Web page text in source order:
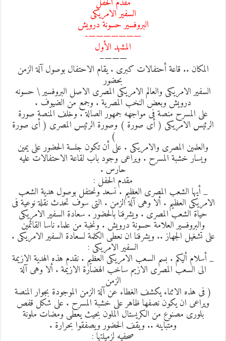
السفير الامريكى
البروفسير حسونة درويش
———————-
المشهد الأول
———–
المكان .. قاعة أحتفالات كبرى . يقام الاحتفال بوصول آلة الزمن
بحضور
السفير الامريكى والعالم الامريكى المصرى الاصل البروفسير \ حسونه
درويش وبعض النخب المصرية . وجمع من الضيوف .
على المسرح منصة فى مواجهه جمهور الصالة . وخلف المنصة صورة
الرئيس الامريكى ( أى صورة ) وصورة الرئيس المصرى ( أى صورة
)
والعلمين المصرى والامريكى . على أن تكون جلسة الحضور على يمين
ويسار خشبة المسرح . ويراعى وجود باب لقاعة الاحتفالات عليه
حارس .
مقدم الحفل :
_ أيها الشعب المصرى العظيم . نسعد ونحتفل بوصول هدية الشعب
العظيم . ألا وهى آلة الزمن . التى سوف تحدث نقلة نوعية فى
حياة الشعب المصرى . ويشرفنا بالحضور . سعادة السفير الامريكى
والبروفسير العلامة حسونة درويش . ونخبة من علماء ناسا القائمين
تشغيل الجهاز .. ويشرفنا ان نعطى الكلمة لسعادة السفير الامريكى .
السفير الامريكى :
_ أسلام أليكم . بسم السعب الامريكى العظيم . نقدم هذه الهدية الازيمة
الى السعب المصرى الازيم ساخب الهضارة الازيمة . ألا وهى آلة
الزمن
( فى هذه الاثناء يكشف الغطاء عن آلة الزمن الموجودة بجوار المنصة
ويراعى ان يكون نصفها ظاهر على خشبة المسرح . على شكل قفص
بلورى مصنوع من الكريستال الملون بحيث يعطى ومضات ملونة
ومتباينه .. ويقف الحضور ويصفقوا بحرارة .
صحفيه لزميلتها :